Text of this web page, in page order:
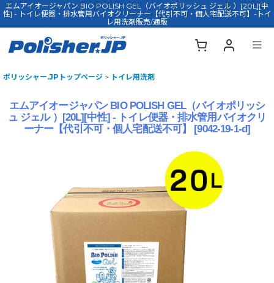
エムアイオージャパン BIO POLISH GEL（バイオポリッシュ ジェル ）[20L][中
性] - トイレ便器・排水管用バイオクリーナー【代引不可・個人宅配送不可】-トイ
レ用洗剤販売/通販
ポリッシャー.JPトップページ > トイレ用洗剤
エムアイオージャパン BIO POLISH GEL（バイオポリッシ
ュ ジェル ）[20L][中性] - トイレ便器・排水管用バイオクリ
ーナー【代引不可・個人宅配送不可】
[9042-19-1-d]